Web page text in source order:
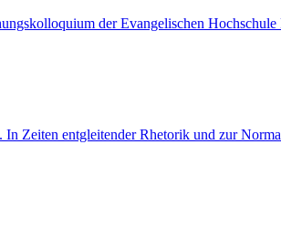
der Evangelischen
In Zeiten entgleitender Rhetorik und zur